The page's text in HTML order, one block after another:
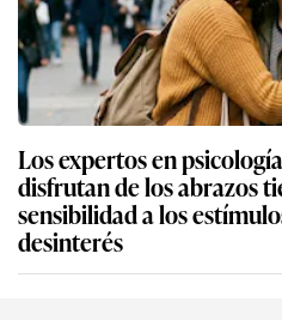
Los expertos en
disfrutan de los abrazos
sensibilidad a los
desinterés